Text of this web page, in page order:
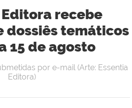
recebe
dossiês temáticos
15 de agosto
por e-mail (Arte: Essentia
Editora)